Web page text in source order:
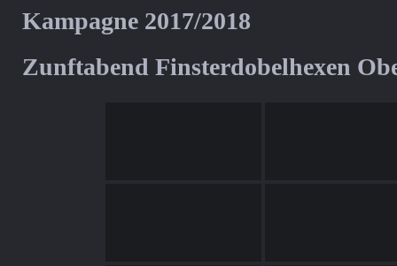
Kampagne 2017/2018
Zunftabend Finsterdobelhexen